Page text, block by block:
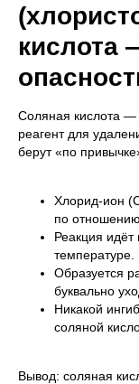
кислота
Соляная кислота
реагент для
берут «по
Хлорид-ион
по
Реакция
температуре.
Образуется
буквально
Никакой
соляной
Вывод: соляная